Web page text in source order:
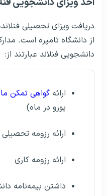
اخذ ويزای دانشجویی
دریافت ویزای تحصیلی
از دانشگاه تامپره است.
دانشجویی فنلاند عبارتند از:
ارائه گواهی تمکن
یورو در ماه)
ارائه رزومه تحصیلی
ارائه رزومه کاری
داشتن بیمه‌نامه